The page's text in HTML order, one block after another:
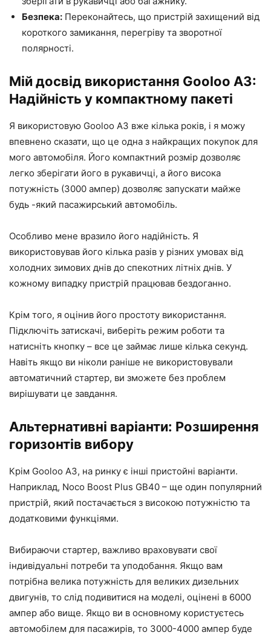
Безпека: Переконайтесь, що пристрій захищений від
короткого замикання, перегріву та зворотної
полярності.
Мій досвід використання Gooloo A3:
Надійність у компактному пакеті
Я використовую Gooloo A3 вже кілька років, і я можу
впевнено сказати, що це одна з найкращих покупок для
мого автомобіля. Його компактний розмір дозволяє
легко зберігати його в рукавичці, а його висока
потужність (3000 ампер) дозволяє запускати майже
будь -який пасажирський автомобіль.
Особливо мене вразило його надійність. Я
використовував його кілька разів у різних умовах від
холодних зимових днів до спекотних літніх днів. У
кожному випадку пристрій працював бездоганно.
Крім того, я оцінив його простоту використання.
Підключіть затискачі, виберіть режим роботи та
натисніть кнопку – все це займає лише кілька секунд.
Навіть якщо ви ніколи раніше не використовували
автоматичний стартер, ви зможете без проблем
вирішувати це завдання.
Альтернативні варіанти: Розширення
горизонтів вибору
Крім Gooloo A3, на ринку є інші пристойні варіанти.
Наприклад, Noco Boost Plus GB40 – ще один популярний
пристрій, який постачається з високою потужністю та
додатковими функціями.
Вибираючи стартер, важливо враховувати свої
індивідуальні потреби та уподобання. Якщо вам
потрібна велика потужність для великих дизельних
двигунів, то слід подивитися на моделі, оцінені в 6000
ампер або вище. Якщо ви в основному користуєтесь
автомобілем для пасажирів, то 3000-4000 ампер буде